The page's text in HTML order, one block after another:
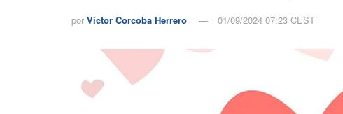
por Víctor Corcoba Herrero 01/09/2024 07:23 CEST